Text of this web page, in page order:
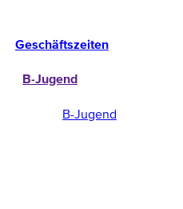
Geschäftszeiten
B-Jugend
B-Jugend